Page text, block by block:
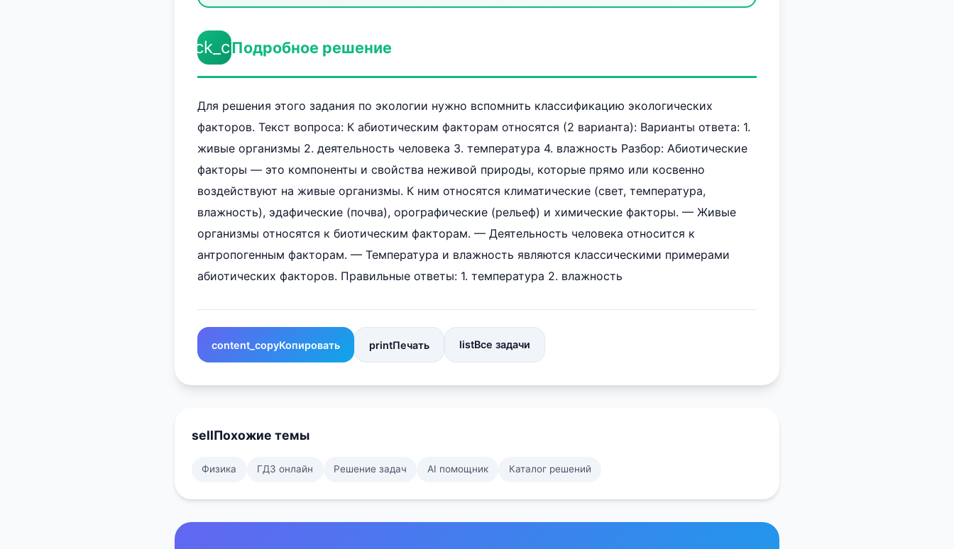
check_circleПодробное решение
Для решения этого задания по экологии нужно вспомнить классификацию экологических
факторов. Текст вопроса: К абиотическим факторам относятся (2 варианта): Варианты ответа: 1.
живые организмы 2. деятельность человека 3. температура 4. влажность Разбор: Абиотические
факторы — это компоненты и свойства неживой природы, которые прямо или косвенно
воздействуют на живые организмы. К ним относятся климатические (свет, температура,
влажность), эдафические (почва), орографические (рельеф) и химические факторы. — Живые
организмы относятся к биотическим факторам. — Деятельность человека относится к
антропогенным факторам. — Температура и влажность являются классическими примерами
абиотических факторов. Правильные ответы: 1. температура 2. влажность
content_copyКопировать printПечать listВсе задачи
sellПохожие темы
Физика ГДЗ онлайн Решение задач AI помощник Каталог решений